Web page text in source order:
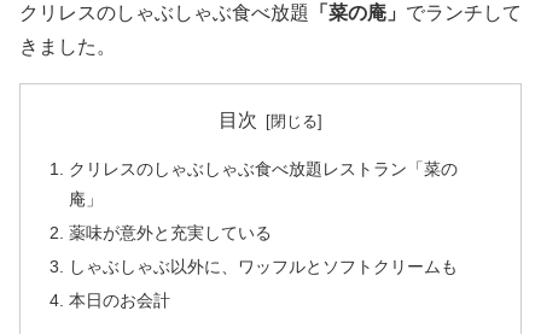
クリレスのしゃぶしゃぶ食べ放題 「菜の庵」 でランチして
きました。
目次
クリレスのしゃぶしゃぶ食べ放題レストラン「菜の
庵」
薬味が意外と充実している
しゃぶしゃぶ以外に、ワッフルとソフトクリームも
本日のお会計